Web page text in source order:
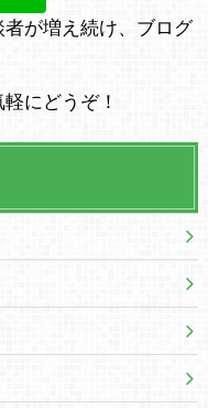
が増え続け、ブログ
にどうぞ！